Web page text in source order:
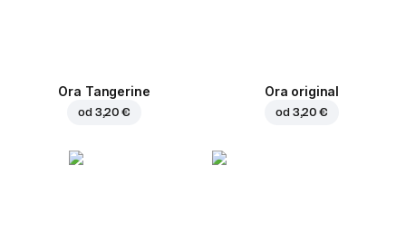
Ora Tangerine
od 3,20 €
Ora original
od 3,20 €